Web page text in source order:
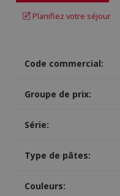
Planifiez votre séjour
Code commercial:
Groupe de prix:
Série:
Type de pâtes:
Couleurs: